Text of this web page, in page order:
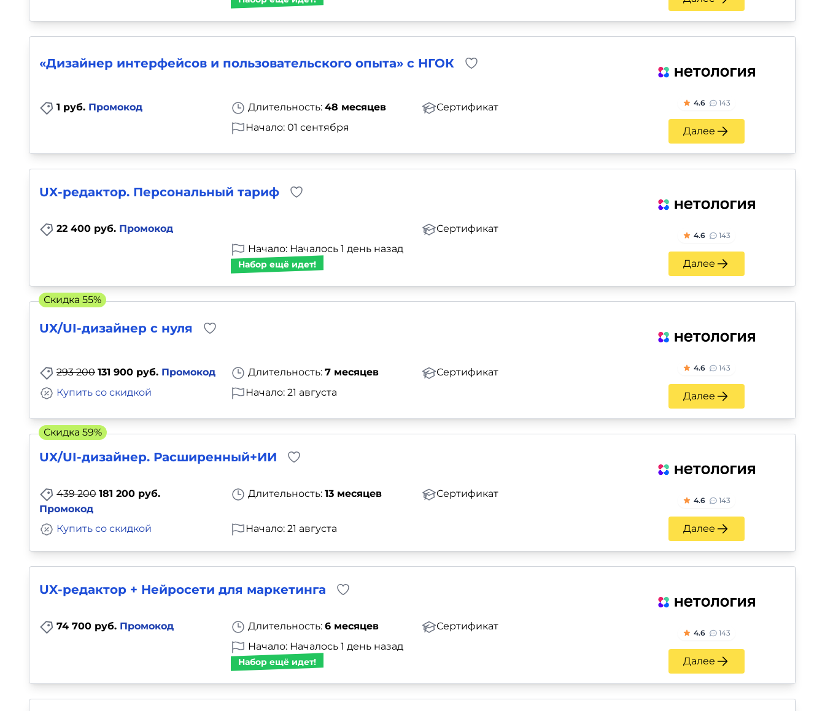
«Дизайнер интерфейсов и пользовательского опыта» с НГОК
1 руб. Промокод Длительность: 48 месяцев
Сертификат
Начало: 01 сентября
4.6 143
Далее
UX-редактор. Персональный тариф
22 400 руб. Промокод
Сертификат
Начало: Началось 1 день назад
Набор ещё идет!
4.6 143
Далее
UX/UI-дизайнер с нуля
293 200 131 900 руб. Промокод Длительность: 7 месяцев
Сертификат
Купить со скидкой
Начало: 21 августа
4.6 143
Далее
Скидка 55%
UX/UI-дизайнер. Расширенный+ИИ
439 200 181 200 руб.
Промокод
Длительность: 13 месяцев Сертификат
Купить со скидкой Начало: 21 августа
4.6 143
Далее
Скидка 59%
UX-редактор + Нейросети для маркетинга
74 700 руб. Промокод Длительность: 6 месяцев
Сертификат
Начало: Началось 1 день назад
Набор ещё идет!
4.6 143
Далее